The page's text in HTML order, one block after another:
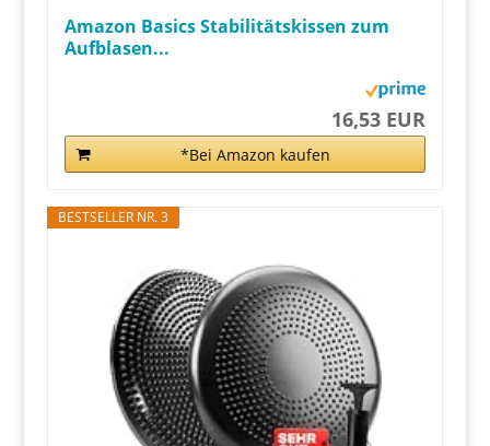
Amazon Basics Stabilitätskissen zum
Aufblasen...
16,53 EUR
*Bei Amazon kaufen
BESTSELLER NR. 3